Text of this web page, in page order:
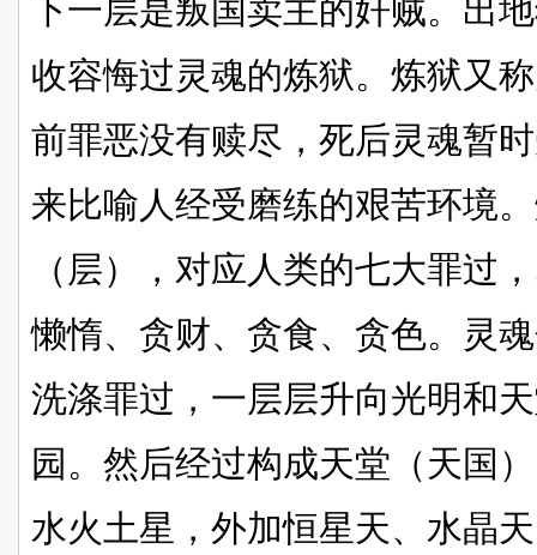
下一层是叛国卖主的奸贼。出
收容悔过灵魂的炼狱。炼狱又
前罪恶没有赎尽，死后灵魂暂
来比喻人经受磨练的艰苦环境
（层），对应人类的七大罪过
懒惰、贪财、贪食、贪色。灵
洗涤罪过，一层层升向光明和
园。然后经过构成天堂（天国
水火土星，外加恒星天、水晶